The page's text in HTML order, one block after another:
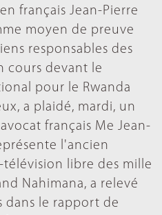
français Jean-Pierre
moyen de preuve
responsables des
cours devant le
pour le Rwanda
a plaidé, mardi, un
français Me Jean-
l'ancien
libre des mille
Nahimana, a relevé
dans le rapport de